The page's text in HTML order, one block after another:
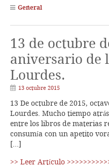
General
13 de octubre
aniversario de
Lourdes.
13 octubre 2015
13 De octubre de 2015,
Lourdes. Mucho tiempo
entre los libros de materias
consumía con un apetito
[…]
>> Leer Artículo